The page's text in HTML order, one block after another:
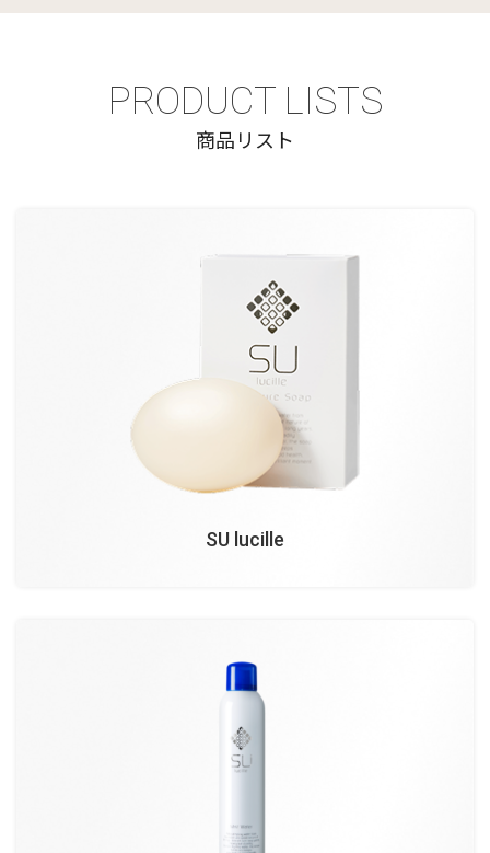
PRODUCT LISTS
商品リスト
SU lucille